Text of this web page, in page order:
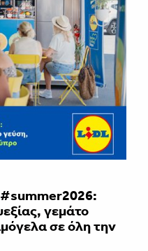
γεμάτο
σε όλη την